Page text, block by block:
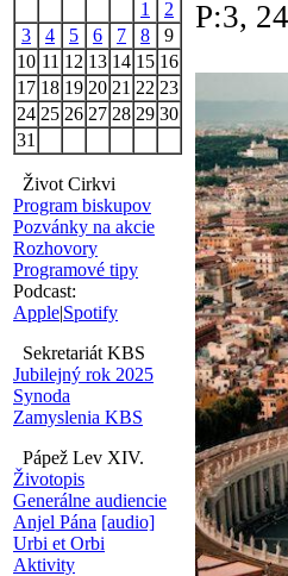
1
2
3
4 5 6 7 8
9
10 11 12 13 14 15 16
17 18 19 20 21 22 23
24 25 26 27 28 29 30
31
Život Cirkvi
Program biskupov
Pozvánky na akcie
Rozhovory
Programové tipy
Podcast:
Apple|Spotify
Sekretariát KBS
Jubilejný rok 2025
Synoda
Zamyslenia KBS
Pápež Lev XIV.
Životopis
Generálne audiencie
Anjel Pána [audio]
Urbi et Orbi
Aktivity
P:3,